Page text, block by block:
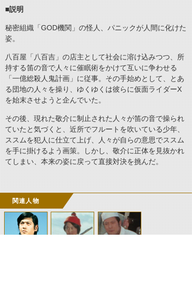
■説明
秘密組織「GOD機関」の怪人、パニックが人間に化けた
姿。
八百屋「八百吉」の店主として社会に溶け込みつつ、所
持する笛の音で人々に催眠術をかけて互いに争わせる
「一億総殺人鬼計画」に従事。その手始めとして、とあ
る団地の人々を操り、ゆくゆくは彼らに仮面ライダーX
を始末させようと企んでいた。
その後、現れた敬介に制止された人々が笛の音で操られ
ていたと気づくと、近所でフルートを吹いている少年、
ススムを犯人に仕立て上げ、人々が自らの意思でススム
を手に掛けるよう画策。しかし、敬介に正体を見抜かれ
てしまい、本来の姿に戻って直接対決を挑んだ。
関連人物